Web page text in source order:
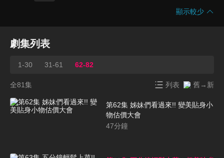
顯示較少
劇集列表
1-30 31-61 62-82
全81集 列表 舊→新
第62集 姊妹們看過來!! 變美貼身小
物估價大會
47分鐘